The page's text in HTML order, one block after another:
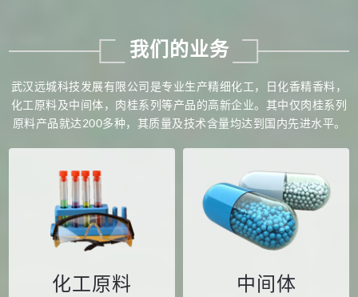
公司视质量为企业之根本，公司坚持“以
的服务宗旨。以质量求生存；以服务创效
益；以法纪立信誉。
我们竭诚希望同更多的国内外厂商，贸
易公司合作，携手共进，共创美好未来！
我们的业务
武汉远城科技发展有限公司是专业生产精细化工，日化香精香料，
化工原料及中间体，肉桂系列等产品的高新企业。其中仅肉桂系列
原料产品就达200多种，其质量及技术含量均达到国内先进水平。
化工原料 中间体